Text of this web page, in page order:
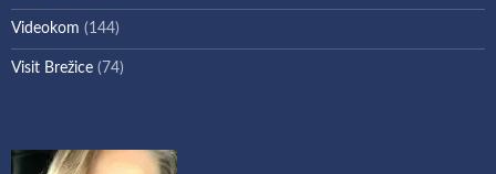
Videokom (144)
Visit Brežice (74)